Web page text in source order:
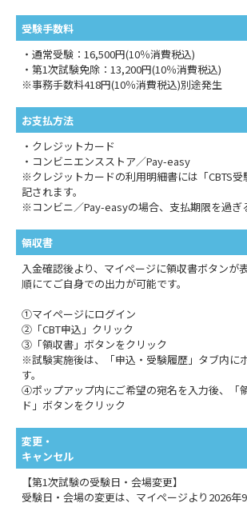
受験手数料
・通常受験：16,500円(10％消費税込)
・第1次試験免除：13,200円(10％消費税込)
※事務手数料418円(10％消費税込)別途発生
お支払方法
・クレジットカード
・コンビニエンスストア／Pay-easy
※クレジットカードの利用明細書には「CBTS
記されます。
※コンビニ／Pay-easyの場合、支払期限を過ぎ
領収書
入金確認後より、マイページに領収書ボタンが
順にてご自身での出力が可能です。
①マイページにログイン
②「CBT申込」クリック
③「領収書」ボタンをクリック
※試験実施後は、「申込・受験履歴」タブ内に
す。
④ポップアップ内にご希望の宛名を入力後、「
ド」ボタンをクリック
変更・
キャンセル
【第1次試験の受験日・会場変更】
受験日・会場の変更は、マイページより2026年